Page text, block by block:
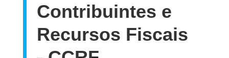
Contribuintes e
Recursos Fiscais